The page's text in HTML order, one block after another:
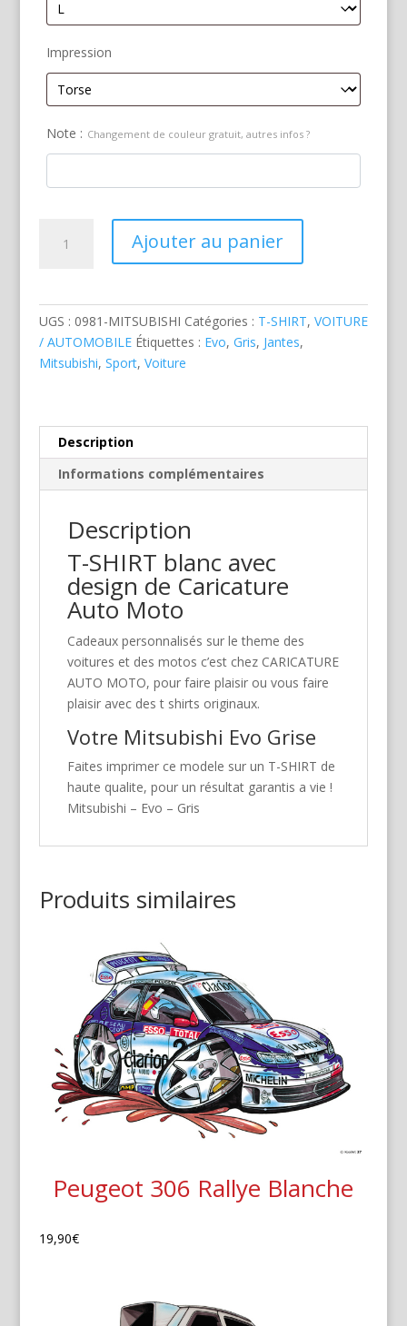
Impression
Note : Changement de couleur gratuit, autres infos ?
Ajouter au panier
UGS : 0981-MITSUBISHI Catégories : T-SHIRT, VOITURE
/ AUTOMOBILE Étiquettes : Evo, Gris, Jantes,
Mitsubishi, Sport, Voiture
Description
Informations complémentaires
Description
T-SHIRT blanc avec
design de Caricature
Auto Moto
Cadeaux personnalisés sur le theme des
voitures et des motos c’est chez CARICATURE
AUTO MOTO, pour faire plaisir ou vous faire
plaisir avec des t shirts originaux.
Votre Mitsubishi Evo Grise
Faites imprimer ce modele sur un T-SHIRT de
haute qualite, pour un résultat garantis a vie !
Mitsubishi – Evo – Gris
Produits similaires
Peugeot 306 Rallye Blanche
19,90€